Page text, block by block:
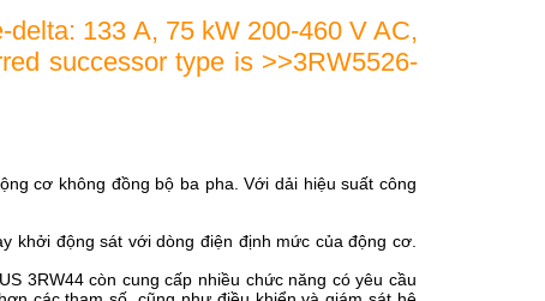
133 A, 75 kW 200-460 V AC,
successor type is >>3RW5526-
cơ không đồng bộ ba pha. Với dải hiệu suất công
khởi động sát với dòng điện định mức của động cơ.
3RW44 còn cung cấp nhiều chức năng có yêu cầu